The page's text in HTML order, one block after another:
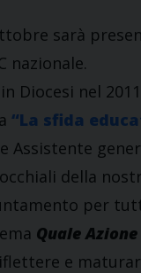
sarà
nazionale.
Diocesi nel
“La sfida
Assistente
della
per
Quale
e